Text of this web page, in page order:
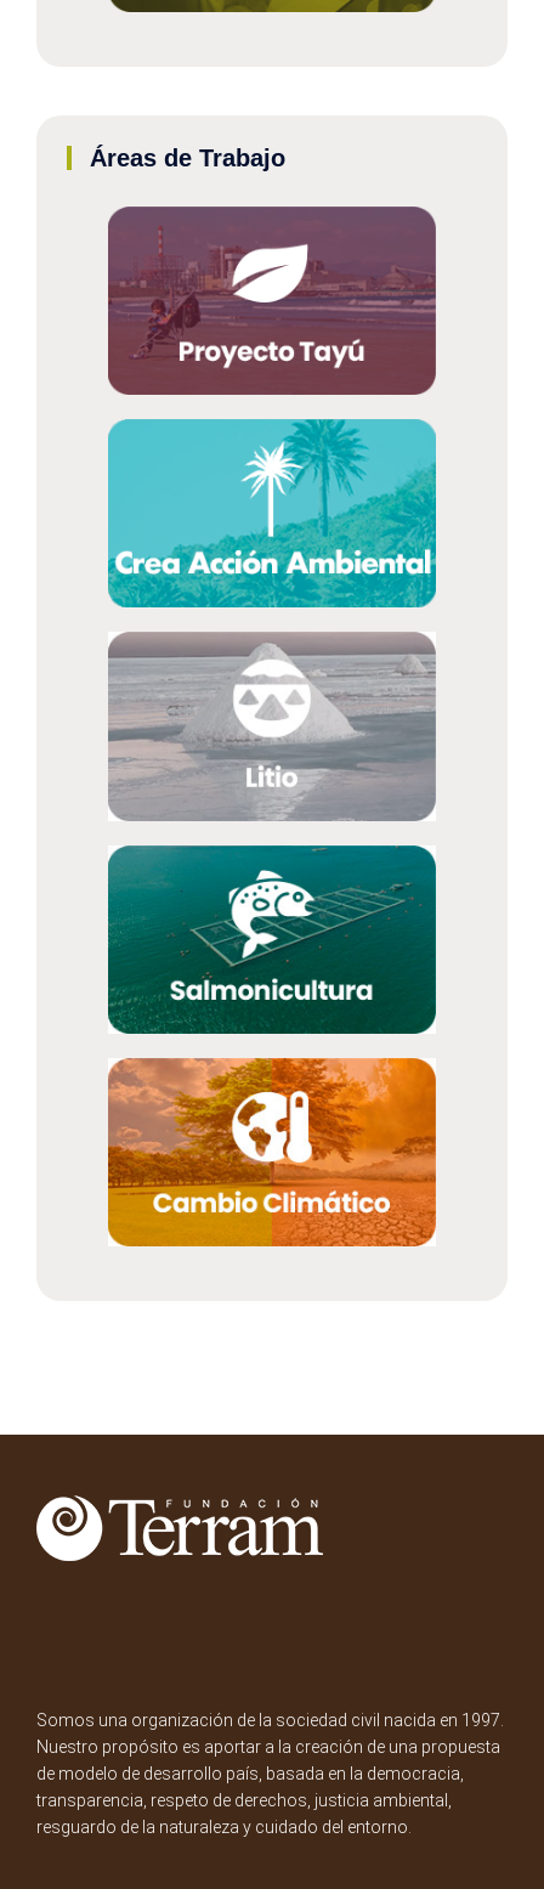
Áreas de Trabajo
Somos una organización de la sociedad civil nacida en 1997.
Nuestro propósito es aportar a la creación de una propuesta
de modelo de desarrollo país, basada en la democracia,
transparencia, respeto de derechos, justicia ambiental,
resguardo de la naturaleza y cuidado del entorno.